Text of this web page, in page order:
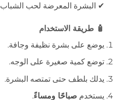
✔ البشرة المعرضة لحب الشباب
🧴 طريقة الاستخدام
يوضع على بشرة نظيفة وجافة.
توضع كمية صغيرة على الوجه.
يدلك بلطف حتى تمتصه البشرة.
يستخدم صباحًا ومساءً.